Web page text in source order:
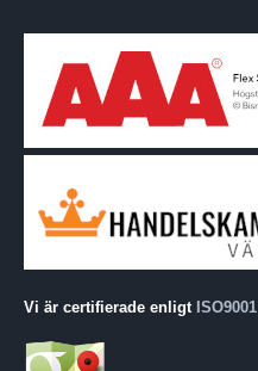
Vi är certifierade enligt ISO9001